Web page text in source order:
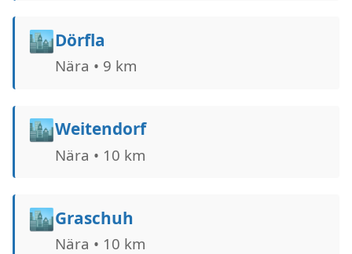
🏙️Dörfla
Nära • 9 km
🏙️Weitendorf
Nära • 10 km
🏙️Graschuh
Nära • 10 km